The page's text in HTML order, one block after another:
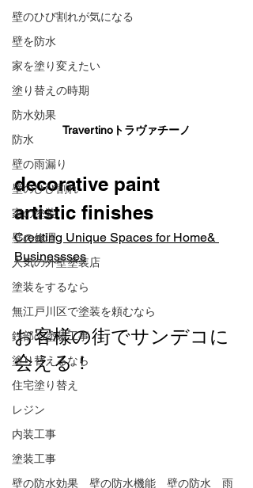
壁のひび割れが気になる
壁を防水
家を塗り変えたい
塗り替えの時期
防水効果
防水
壁の雨漏り
壁のひび割れ
家の塗装
壁の修理
人気の外壁塗装店
塗装をするなら
無江戸川区で塗装を頼むなら
鉄部の塗装工事
塗り替えるなら
住宅塗り替え
レジン
内装工事
塗装工事
壁の防水効果 壁の防水機能 壁の防水 雨
Travertinoトラヴァチーノ
decorative paint
artistic finishes
Creating Unique Spaces for Home&
Businessses
お客様の街でサンデコに
会える！